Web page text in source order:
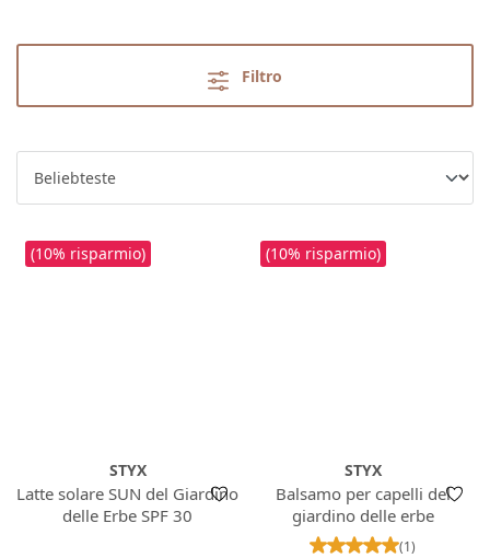
Filtro
(10% risparmio)
STYX
Latte solare SUN del Giardino
delle Erbe SPF 30
(10% risparmio)
STYX
Balsamo per capelli del
giardino delle erbe
Valutazione
(1)